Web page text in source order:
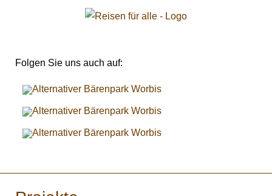
Folgen Sie uns auch auf: